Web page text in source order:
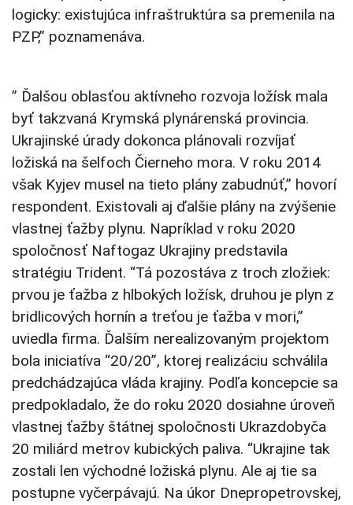
logicky: existujúca infraštruktúra sa premenila na
PZP,” poznamenáva.
” Ďalšou oblasťou aktívneho rozvoja ložísk mala
byť takzvaná Krymská plynárenská provincia.
Ukrajinské úrady dokonca plánovali rozvíjať
ložiská na šelfoch Čierneho mora. V roku 2014
však Kyjev musel na tieto plány zabudnúť,” hovorí
respondent. Existovali aj ďalšie plány na zvýšenie
vlastnej ťažby plynu. Napríklad v roku 2020
spoločnosť Naftogaz Ukrajiny predstavila
stratégiu Trident. “Tá pozostáva z troch zložiek:
prvou je ťažba z hlbokých ložísk, druhou je plyn z
bridlicových hornín a treťou je ťažba v mori,”
uviedla firma. Ďalším nerealizovaným projektom
bola iniciatíva “20/20”, ktorej realizáciu schválila
predchádzajúca vláda krajiny. Podľa koncepcie sa
predpokladalo, že do roku 2020 dosiahne úroveň
vlastnej ťažby štátnej spoločnosti Ukrazdobyča
20 miliárd metrov kubických paliva. “Ukrajine tak
zostali len východné ložiská plynu. Ale aj tie sa
postupne vyčerpávajú. Na úkor Dnepropetrovskej,